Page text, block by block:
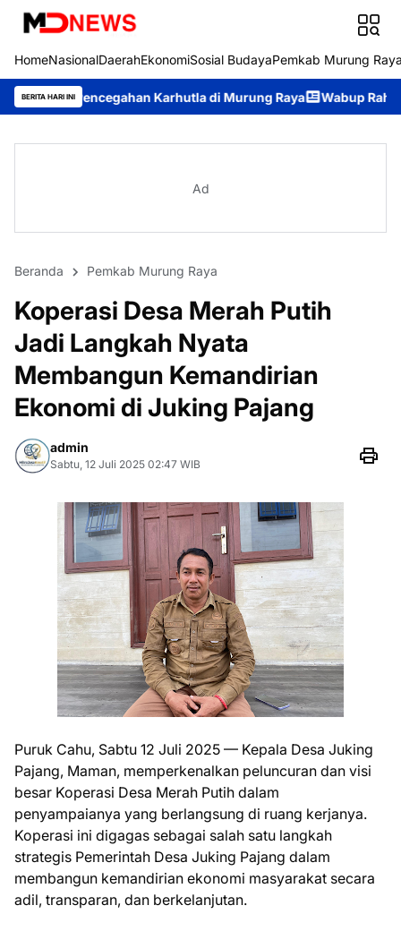
HomeNasionalDaerahEkonomiSosial BudayaPemkab Murung
BERITA HARI INIKarhutla di Murung Raya Wabup Rahmanto Pimpin
Ad
Beranda Pemkab Murung Raya
Koperasi Desa Merah Putih
Jadi Langkah Nyata
Membangun Kemandirian
Ekonomi di Juking Pajang
admin
Sabtu, 12 Juli 2025 02:47 WIB
Puruk Cahu, Sabtu 12 Juli 2025 — Kepala Desa Juking
Pajang, Maman, memperkenalkan peluncuran dan visi
besar Koperasi Desa Merah Putih dalam
penyampaianya yang berlangsung di ruang kerjanya.
Koperasi ini digagas sebagai salah satu langkah
strategis Pemerintah Desa Juking Pajang dalam
membangun kemandirian ekonomi masyarakat secara
adil, transparan, dan berkelanjutan.